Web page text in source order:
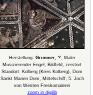
Herstellung: Grimmer, ?, Maler
Musizierender Engel, Bildfeld, zerstört
Standort: Kolberg (Kreis Kolberg), Dom
Sankt Marien Dom, Mittelschiff, 5. Joch
von Westen Freskomalerei
zoom in digilib